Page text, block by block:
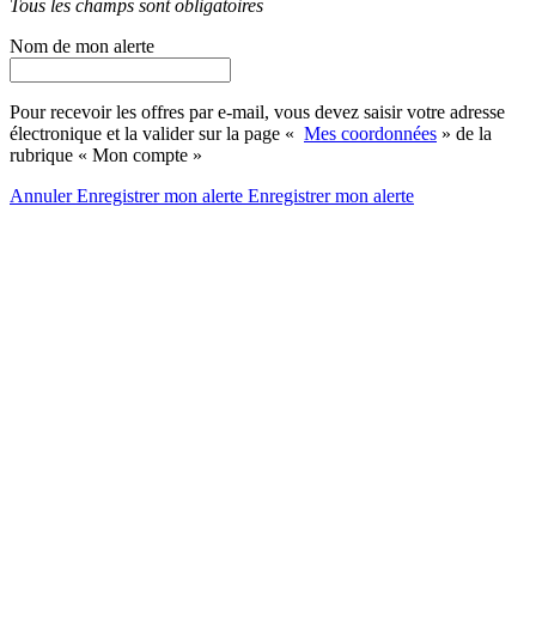
Tous les champs sont obligatoires
Nom de mon alerte
Pour recevoir les offres par e-mail, vous devez saisir votre adresse
électronique et la valider sur la page « Mes coordonnées » de la
rubrique « Mon compte »
AnnulerEnregistrer mon alerte Enregistrermon alerte